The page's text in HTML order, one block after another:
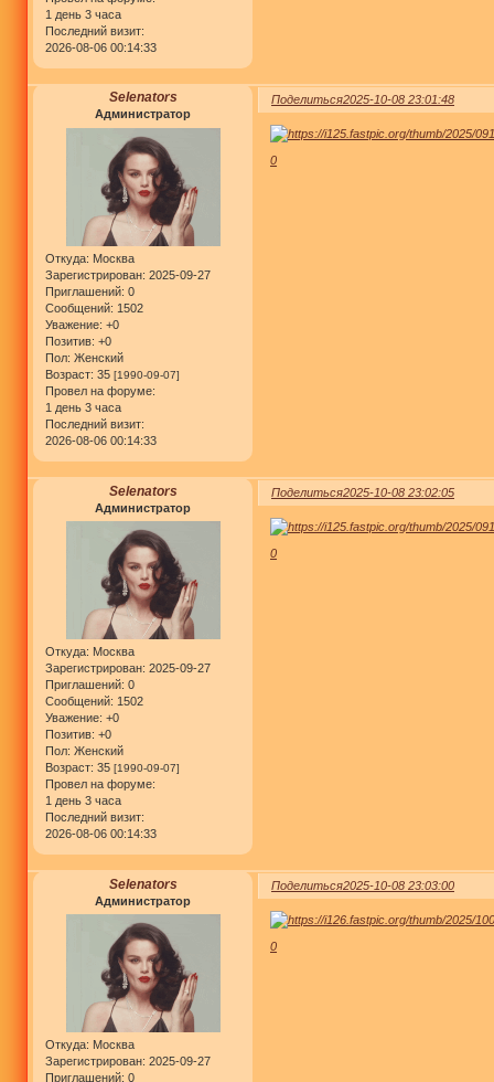
1 день 3 часа
Последний визит:
2026-08-06 00:14:33
Поделиться2025-10-08 23:01:48
Selenators
Администратор
Откуда: Москва
Зарегистрирован: 2025-09-27
Приглашений: 0
Сообщений: 1502
Уважение: +0
Позитив: +0
Пол: Женский
Возраст: 35 [1990-09-07]
Провел на форуме:
1 день 3 часа
Последний визит:
2026-08-06 00:14:33
0
Поделиться2025-10-08 23:02:05
Selenators
Администратор
Откуда: Москва
Зарегистрирован: 2025-09-27
Приглашений: 0
Сообщений: 1502
Уважение: +0
Позитив: +0
Пол: Женский
Возраст: 35 [1990-09-07]
Провел на форуме:
1 день 3 часа
Последний визит:
2026-08-06 00:14:33
0
Поделиться2025-10-08 23:03:00
Selenators
Администратор
Откуда: Москва
Зарегистрирован: 2025-09-27
Приглашений: 0
0